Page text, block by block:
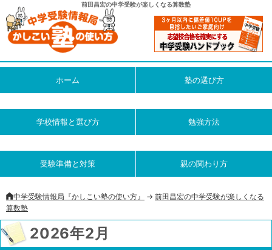
前田昌宏の中学受験が楽しくなる算数塾
ホーム 塾の選び方
学校情報と選び方 勉強方法
受験準備と対策 親の関わり方
中学受験情報局『かしこい塾の使い方』 -> 前田昌宏の中学受験が楽しくなる
算数塾
2026年2月